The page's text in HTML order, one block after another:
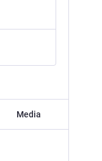
Media